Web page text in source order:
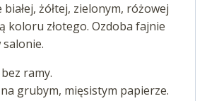
żółtej, zielonym, różowej
koloru złotego. Ozdoba fajnie
ramy.
grubym, mięsistym papierze.